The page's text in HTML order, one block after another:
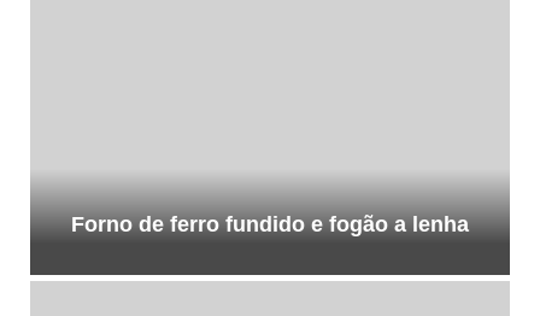
Forno de ferro fundido e fogão a lenha